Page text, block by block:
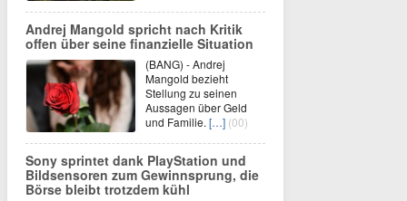
Andrej Mangold spricht nach Kritik
offen über seine finanzielle Situation
(BANG) - Andrej
Mangold bezieht
Stellung zu seinen
Aussagen über Geld
und Familie. […] (00)
Sony sprintet dank PlayStation und
Bildsensoren zum Gewinnsprung, die
Börse bleibt trotzdem kühl